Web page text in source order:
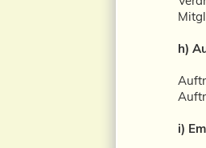
h)
i)